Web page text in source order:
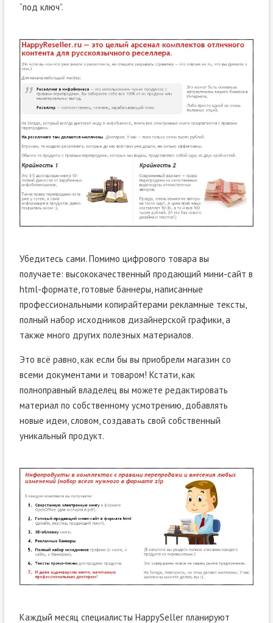
“под ключ”.
Убедитесь сами. Помимо цифрового товара вы
получаете: высококачественный продающий мини-сайт в
html-формате, готовые баннеры, написанные
профессиональными копирайтерами рекламные тексты,
полный набор исходников дизайнерской графики, а
также много других полезных материалов.
Это всё равно, как если бы вы приобрели магазин со
всеми документами и товаром! Кстати, как
полноправный владелец вы можете редактировать
материал по собственному усмотрению, добавлять
новые идеи, словом, создавать свой собственный
уникальный продукт.
Каждый месяц специалисты HappySeller планируют